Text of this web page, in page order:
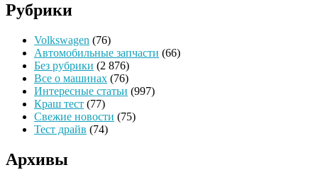
Рубрики
Volkswagen (76)
Автомобильные запчасти (66)
Без рубрики (2 876)
Все о машинах (76)
Интересные статьи (997)
Краш тест (77)
Свежие новости (75)
Тест драйв (74)
Архивы